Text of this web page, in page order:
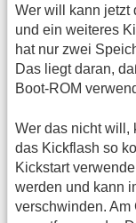
Wer will kann jetzt
und ein weiteres
hat nur zwei
Das liegt daran,
Boot-ROM
Wer das nicht will,
das Kickflash so
Kickstart
werden und kann
verschwinden. Am